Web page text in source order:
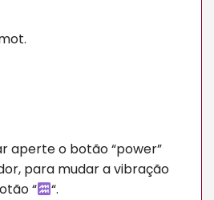
aperte o botão “power”
para mudar a vibração
“
“.